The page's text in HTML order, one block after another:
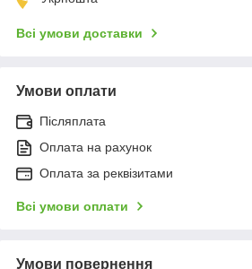
Всі умови доставки
Умови оплати
Післяплата
Оплата на рахунок
Оплата за реквізитами
Всі умови оплати
Умови повернення